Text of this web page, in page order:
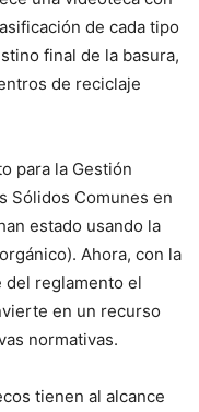
de cada tipo
final de la basura,
de reciclaje
para la Gestión
Sólidos Comunes en
estado usando la
Ahora, con la
del reglamento el
en un recurso
normativas.
tienen al alcance